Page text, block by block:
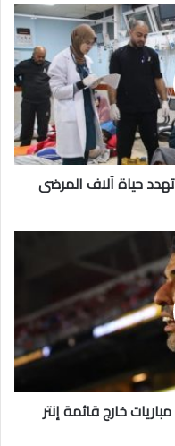
حياة آلاف المرضى
سواريز يتعرض لعقوبة إضافية: 3 مباريات خارج قائمة إنتر